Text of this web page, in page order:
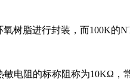
树脂进行封装，而100K的
电阻的标称阻称为10KΩ，